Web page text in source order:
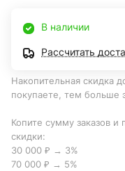
В наличии
Рассчитать
Накопительная скидка
покупаете, тем больше
Копите сумму заказов
скидки:
30 000 ₽ → 3%
70 000 ₽ → 5%